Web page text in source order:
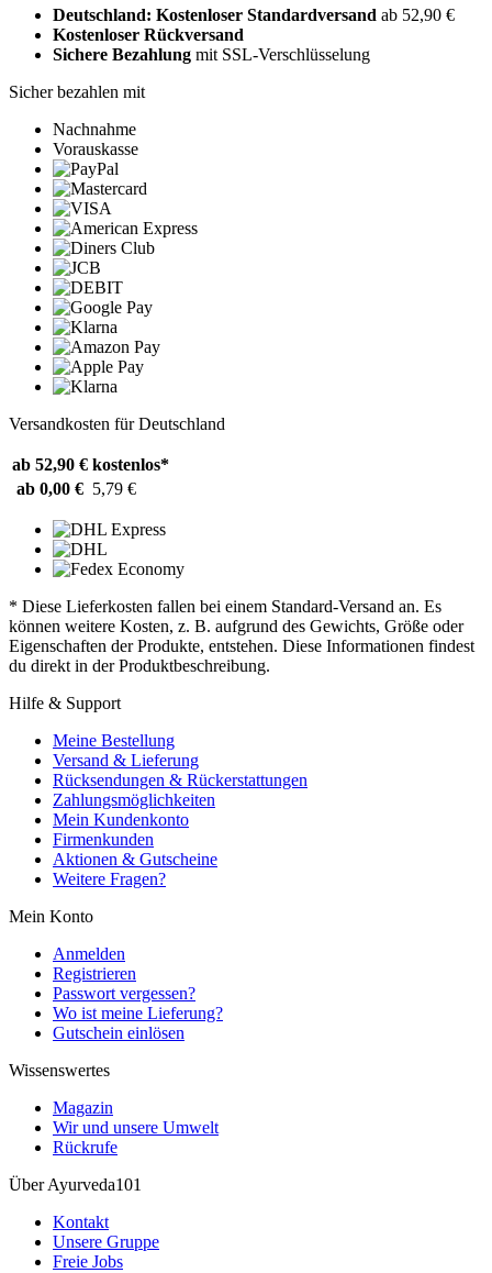
Deutschland: Kostenloser Standardversand ab 52,90 €
Kostenloser Rückversand
Sichere Bezahlung mit SSL-Verschlüsselung
Sicher bezahlen mit
Nachnahme
Vorauskasse
Versandkosten für Deutschland
ab 52,90 € kostenlos*
ab 0,00 € 5,79 €
* Diese Lieferkosten fallen bei einem Standard-Versand an. Es
können weitere Kosten, z. B. aufgrund des Gewichts, Größe oder
Eigenschaften der Produkte, entstehen. Diese Informationen findest
du direkt in der Produktbeschreibung.
Hilfe & Support
Meine Bestellung
Versand & Lieferung
Rücksendungen & Rückerstattungen
Zahlungsmöglichkeiten
Mein Kundenkonto
Firmenkunden
Aktionen & Gutscheine
Weitere Fragen?
Mein Konto
Anmelden
Registrieren
Passwort vergessen?
Wo ist meine Lieferung?
Gutschein einlösen
Wissenswertes
Magazin
Wir und unsere Umwelt
Rückrufe
Über Ayurveda101
Kontakt
Unsere Gruppe
Freie Jobs